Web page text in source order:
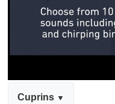
Cuprins